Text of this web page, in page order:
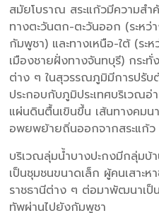
สมัยโบราณ สระแก้วมีความสำ
ทางตะวันตก-ตะวันออก (ระหว่
กัมพูชา) และทางเหนือ-ใต้ (ระ
เมืองชายฝั่งทางจันทบุรี) กระ
ต่าง ๆ ในสุวรรณภูมิมีการปรับ
ประกอบกับภูมิประเทศบริเวณอ่
แผ่นดินตื้นเขินขึ้น เส้นทางคม
อพยพย้ายถิ่นออกจากสระแก้ว
บริเวณลุ่มน้ำบางปะกงมีกลุ่มบ้
เป็นชุมชนขนาดเล็ก ผู้คนเสาะ
ราชธานีต่าง ๆ ต่อมาพัฒนาเป็
ทัพผ่านไปยังกัมพูชา